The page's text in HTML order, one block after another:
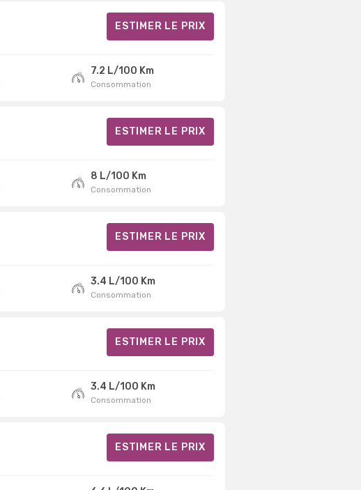
ESTIMER LE PRIX
7.2 L/100 Km
Consommation
ESTIMER LE PRIX
8 L/100 Km
Consommation
ESTIMER LE PRIX
3.4 L/100 Km
Consommation
ESTIMER LE PRIX
3.4 L/100 Km
Consommation
ESTIMER LE PRIX